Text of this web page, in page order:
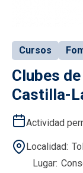
Cursos
Clubes
Castilla-
Actividad
Localidad
Lugar